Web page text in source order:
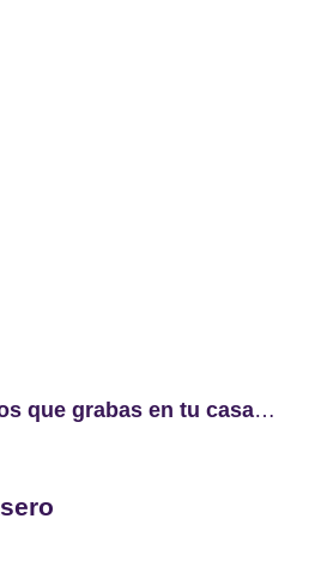
que grabas en tu casa…